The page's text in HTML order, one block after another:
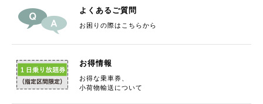
リクルート
ツアーについて 2025/12/25
よくあるご質問
お困りの際はこちらから
お得情報
お得な乗車券、
小荷物輸送について